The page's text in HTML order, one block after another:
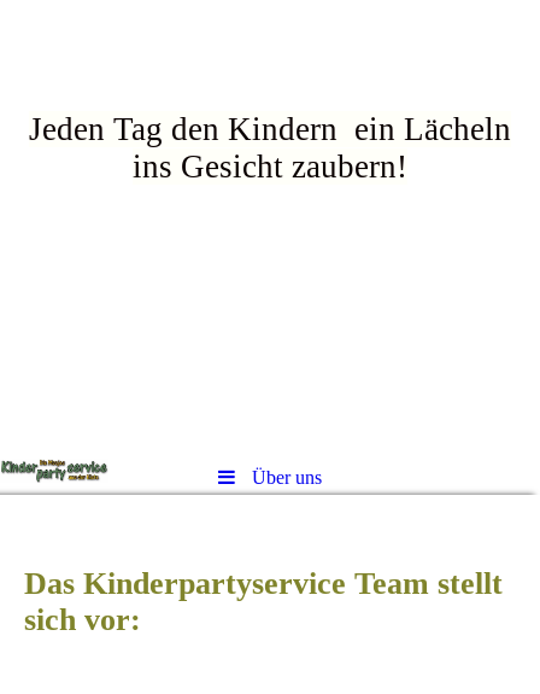
Jeden Tag den Kindern ein Lächeln
ins Gesicht zaubern!
Über uns
Das Kinderpartyservice Team stellt
sich vor: